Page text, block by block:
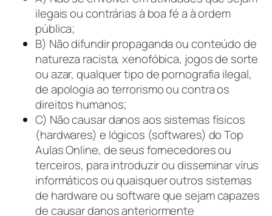
ilegais ou contrárias à boa fé a à ordem
pública;
B) Não difundir propaganda ou conteúdo de
natureza racista, xenofóbica, jogos de sorte
ou azar, qualquer tipo de pornografia ilegal,
de apologia ao terrorismo ou contra os
direitos humanos;
C) Não causar danos aos sistemas físicos
(hardwares) e lógicos (softwares) do Top
Aulas Online, de seus fornecedores ou
terceiros, para introduzir ou disseminar vírus
informáticos ou quaisquer outros sistemas
de hardware ou software que sejam capazes
de causar danos anteriormente